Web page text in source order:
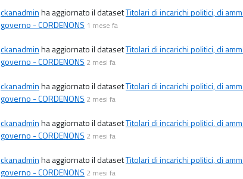
ckanadminha aggiornato il datasetTitolari di incarichi politici, di
governo - CORDENONS 1 mese fa
ckanadminha aggiornato il datasetTitolari di incarichi politici, di
governo - CORDENONS 2 mesi fa
ckanadminha aggiornato il datasetTitolari di incarichi politici, di
governo - CORDENONS 2 mesi fa
ckanadminha aggiornato il datasetTitolari di incarichi politici, di
governo - CORDENONS 2 mesi fa
ckanadminha aggiornato il datasetTitolari di incarichi politici, di
governo - CORDENONS 2 mesi fa